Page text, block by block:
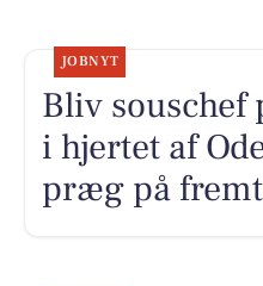
JOBNYT
Bliv souschef
i hjertet af
præg på